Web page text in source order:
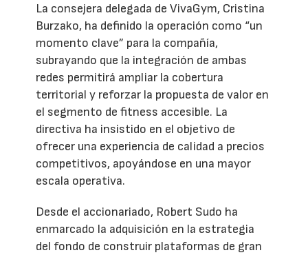
La consejera delegada de VivaGym, Cristina
Burzako, ha definido la operación como “un
momento clave” para la compañía,
subrayando que la integración de ambas
redes permitirá ampliar la cobertura
territorial y reforzar la propuesta de valor en
el segmento de fitness accesible. La
directiva ha insistido en el objetivo de
ofrecer una experiencia de calidad a precios
competitivos, apoyándose en una mayor
escala operativa.
Desde el accionariado, Robert Sudo ha
enmarcado la adquisición en la estrategia
del fondo de construir plataformas de gran